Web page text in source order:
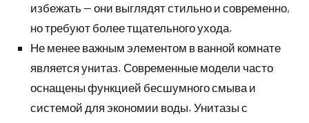
избежать — они выглядят стильно и современно,
но требуют более тщательного ухода.
Не менее важным элементом в ванной комнате
является унитаз. Современные модели часто
оснащены функцией бесшумного смыва и
системой для экономии воды. Унитазы с